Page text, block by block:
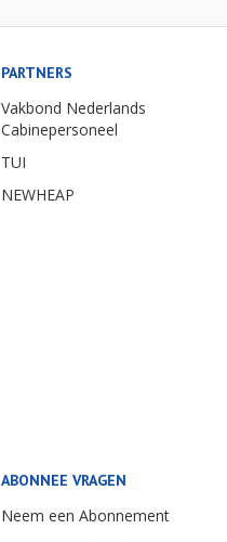
PARTNERS
Vakbond Nederlands
Cabinepersoneel
TUI
NEWHEAP
ABONNEE VRAGEN
Neem een Abonnement